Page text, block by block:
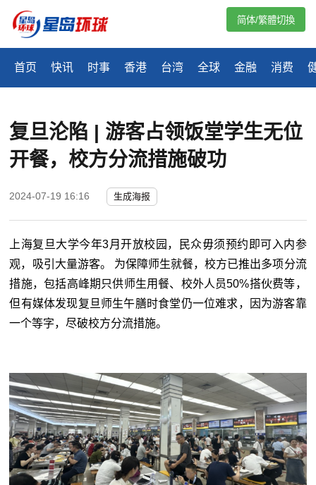
首页 快讯 时事 香港 台湾 全球 金融 消费
简体/繁體切換
复旦沦陷 | 游客占领饭堂学生无位
开餐，校方分流措施破功
2024-07-19 16:16 生成海报
上海复旦大学今年3月开放校园，民众毋须预约即可入内参
观，吸引大量游客。 为保障师生就餐，校方已推出多项分流
措施，包括高峰期只供师生用餐、校外人员50%搭伙费等，
但有媒体发现复旦师生午膳时食堂仍一位难求，因为游客靠
一个等字，尽破校方分流措施。